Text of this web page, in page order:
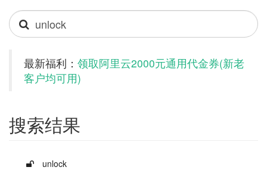
Search
icons
最新福利： 领取阿里云2000元通用代金券(新老
客户均可用)
搜索结果
Example of
unlock